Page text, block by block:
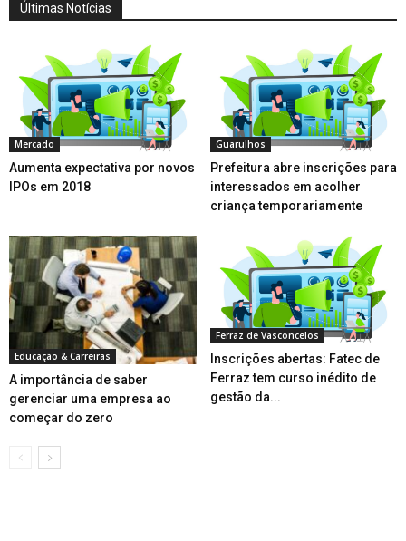
Últimas Notícias
Mercado
Aumenta expectativa por novos
IPOs em 2018
Guarulhos
Prefeitura abre inscrições para
interessados em acolher
criança temporariamente
Educação & Carreiras
A importância de saber
gerenciar uma empresa ao
começar do zero
Ferraz de Vasconcelos
Inscrições abertas: Fatec de
Ferraz tem curso inédito de
gestão da...